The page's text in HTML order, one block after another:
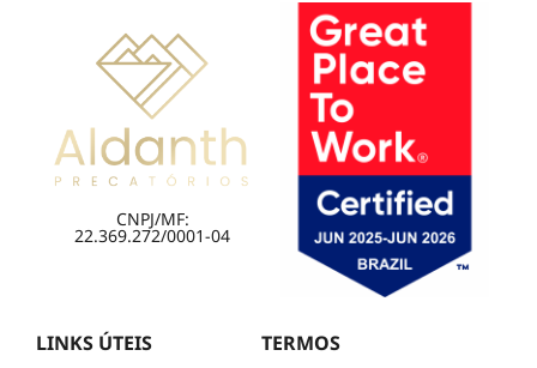
CNPJ/MF:
22.369.272/0001-04
LINKS ÚTEIS TERMOS